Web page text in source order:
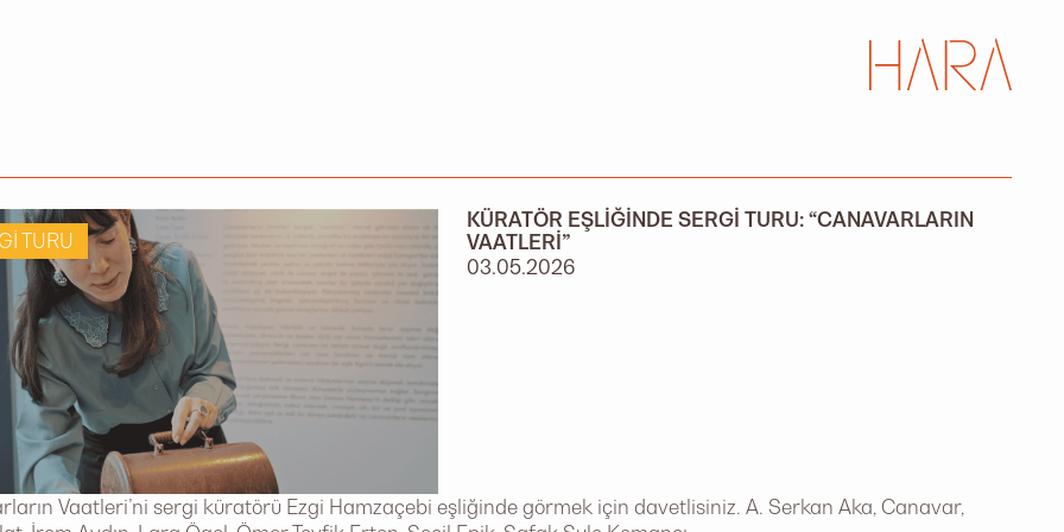
TURU
KÜRATÖR EŞLIĞINDE SERGI TURU: “CANAVARLARIN
VAATLERI”
03.05.2026
Vaatleri’ni sergi küratörü Ezgi Hamzaçebi eşliğinde görmek için davetlisiniz. A. Serkan Aka, Canavar,